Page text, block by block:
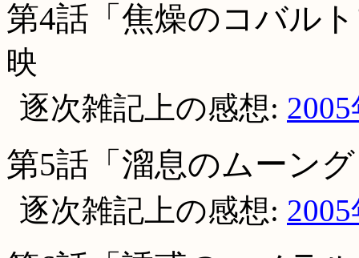
第4話「焦燥のコバル
映
逐次雑記上の感想:
第5話「溜息のムーン
逐次雑記上の感想: